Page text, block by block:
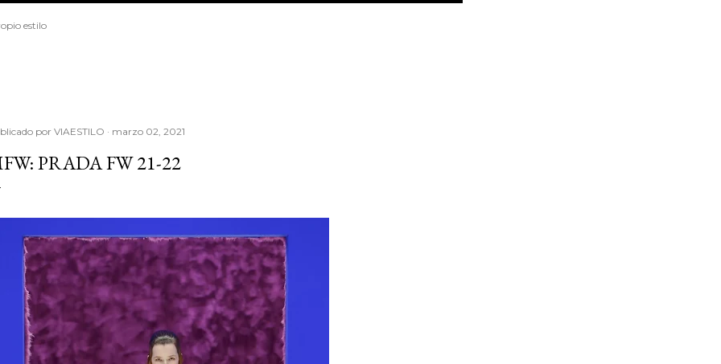
estilo
por VIAESTILO marzo 02, 2021
PRADA FW 21-22